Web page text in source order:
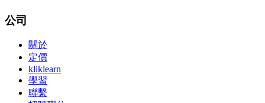
公司
關於
定價
kliklearn
學習
聯繫